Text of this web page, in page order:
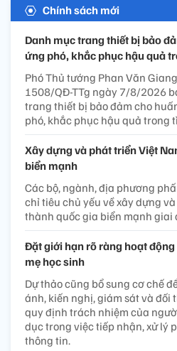
Chính sách mới
Danh mục trang thiết bị bảo
ứng phó, khắc phục hậu quả
Phó Thủ tướng Phan Văn
1508/QĐ-TTg ngày 7/8/2026
trang thiết bị bảo đảm cho
phó, khắc phục hậu quả trong
Xây dựng và phát triển Việt
biển mạnh
Các bộ, ngành, địa phương
chỉ tiêu chủ yếu về xây dựng
thành quốc gia biển mạnh giai
Đặt giới hạn rõ ràng hoạt
mẹ học sinh
Dự thảo cũng bổ sung cơ chế
ánh, kiến nghị, giám sát và đối
quy định trách nhiệm của
dục trong việc tiếp nhận, xử lý
thông tin.